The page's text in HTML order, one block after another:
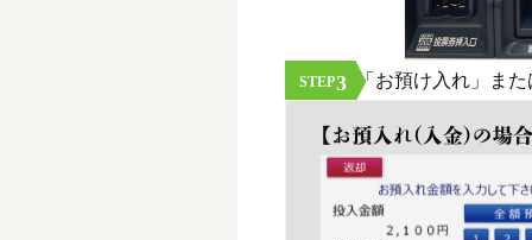
STEP3 「お預け入れ」ま